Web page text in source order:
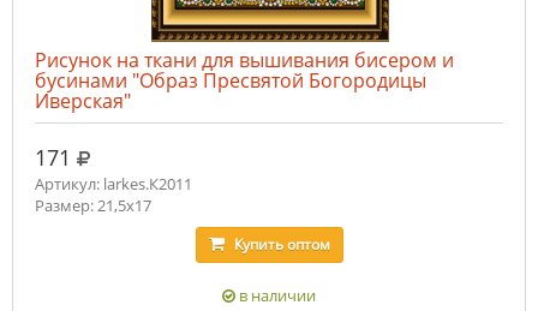
Рисунок на ткани для вышивания бисером и
бусинами "Образ Пресвятой Богородицы
Иверская"
171 руб.
Артикул: larkes.К2011
Размер: 21,5х17
Купитьоптом
в наличии